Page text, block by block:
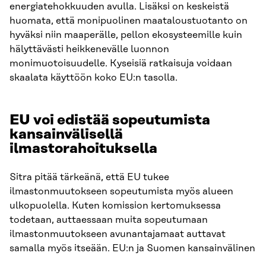
energiatehokkuuden avulla. Lisäksi on keskeistä
huomata, että monipuolinen maataloustuotanto on
hyväksi niin maaperälle, pellon ekosysteemille kuin
hälyttävästi heikkenevälle luonnon
monimuotoisuudelle. Kyseisiä ratkaisuja voidaan
skaalata käyttöön koko EU:n tasolla.
EU voi edistää sopeutumista
kansainvälisellä
ilmastorahoituksella
Sitra pitää tärkeänä, että EU tukee
ilmastonmuutokseen sopeutumista myös alueen
ulkopuolella. Kuten komission kertomuksessa
todetaan, auttaessaan muita sopeutumaan
ilmastonmuutokseen avunantajamaat auttavat
samalla myös itseään. EU:n ja Suomen kansainvälinen